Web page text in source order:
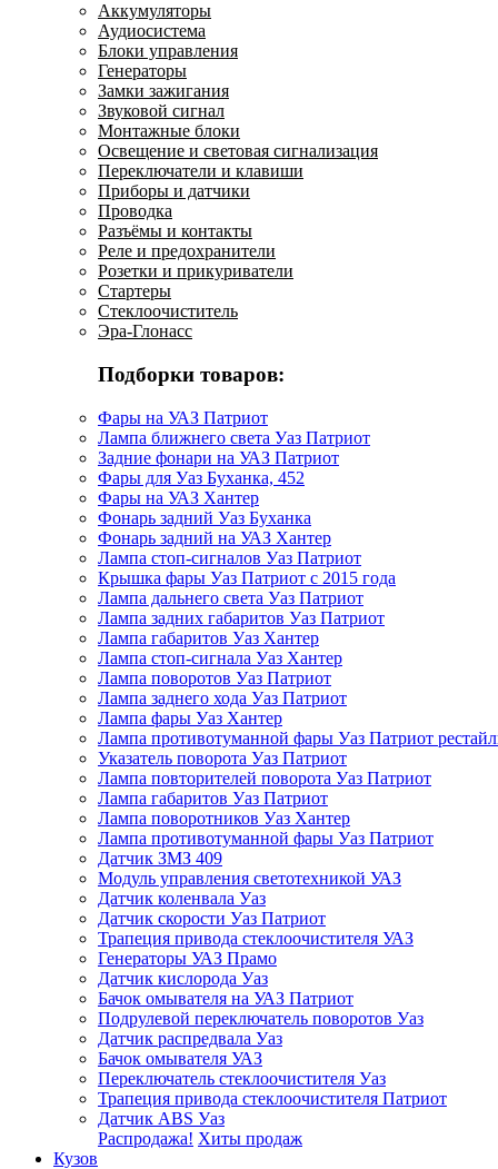
Аккумуляторы
Аудиосистема
Блоки управления
Генераторы
Замки зажигания
Звуковой сигнал
Монтажные блоки
Освещение и световая сигнализация
Переключатели и клавиши
Приборы и датчики
Проводка
Разъёмы и контакты
Реле и предохранители
Розетки и прикуриватели
Стартеры
Стеклоочиститель
Эра-Глонасс
Подборки товаров:
Фары на УАЗ Патриот
Лампа ближнего света Уаз Патриот
Задние фонари на УАЗ Патриот
Фары для Уаз Буханка, 452
Фары на УАЗ Хантер
Фонарь задний Уаз Буханка
Фонарь задний на УАЗ Хантер
Лампа стоп-сигналов Уаз Патриот
Крышка фары Уаз Патриот с 2015 года
Лампа дальнего света Уаз Патриот
Лампа задних габаритов Уаз Патриот
Лампа габаритов Уаз Хантер
Лампа стоп-сигнала Уаз Хантер
Лампа поворотов Уаз Патриот
Лампа заднего хода Уаз Патриот
Лампа фары Уаз Хантер
Лампа противотуманной фары Уаз Патриот
Указатель поворота Уаз Патриот
Лампа повторителей поворота Уаз Патриот
Лампа габаритов Уаз Патриот
Лампа поворотников Уаз Хантер
Лампа противотуманной фары Уаз Патриот
Датчик ЗМЗ 409
Модуль управления светотехникой УАЗ
Датчик коленвала Уаз
Датчик скорости Уаз Патриот
Трапеция привода стеклоочистителя УАЗ
Генераторы УАЗ Прамо
Датчик кислорода Уаз
Бачок омывателя на УАЗ Патриот
Подрулевой переключатель поворотов Уаз
Датчик распредвала Уаз
Бачок омывателя УАЗ
Переключатель стеклоочистителя Уаз
Трапеция привода стеклоочистителя Патриот
Датчик ABS Уаз
Распродажа! Хиты продаж
Кузов